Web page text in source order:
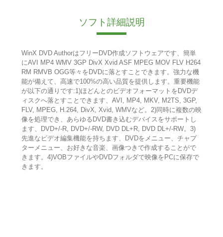
ソフト詳細説明
WinX DVD AuthorはフリーDVD作成ソフトウェアです、簡単
にAVI MP4 WMV 3GP DivX Xvid ASF MPEG MOV FLV H264
RM RMVB OGG等々をDVDに落とすことできます。強力な機
能が備えて、高速で100%の高い品質を提供します。重要機能
が以下の通りです:1)ほどんとのビデオフォーマットをDVDデ
ィスクへ落とすことできます、AVI, MP4, MKV, M2TS, 3GP,
FLV, MPEG, H.264, DivX, Xvid, WMVなど。2)同時に複数の映
像を処理でき、あらゆるDVD書き込むデバイスをサポートし
ます、DVD+/-R, DVD+/-RW, DVD DL+R, DVD DL+/-RW。3)
先進なビデオ編集機能を持ちます、DVDをメニュー、チャプ
ターメニュー、お好きな音楽、画像つきで作成することがで
きます。4)VOBファイルやDVDフォルダで映像をPCに保存で
きます。